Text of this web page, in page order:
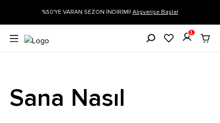
%50'YE VARAN SEZON İNDİRİMİ! Alışverişe Başla!
1
Sana Nasıl